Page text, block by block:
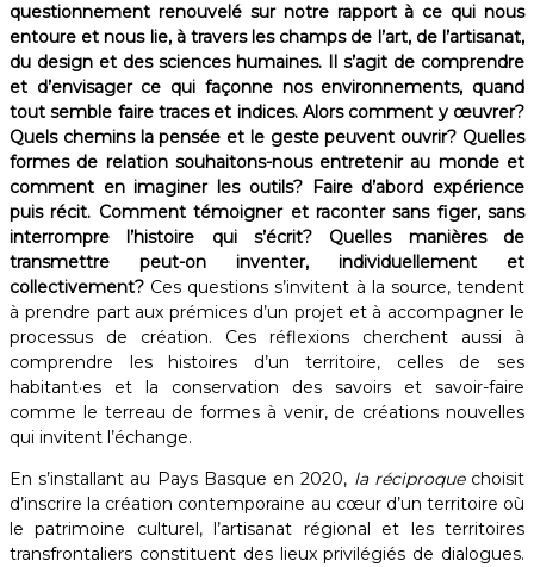
questionnement renouvelé sur notre rapport à ce qui nous
entoure et nous lie, à travers les champs de l’art, de l’artisanat,
du design et des sciences humaines. Il s’agit de comprendre
et d’envisager ce qui façonne nos environnements, quand
tout semble faire traces et indices. Alors comment y œuvrer?
Quels chemins la pensée et le geste peuvent ouvrir? Quelles
formes de relation souhaitons-nous entretenir au monde et
comment en imaginer les outils? Faire d’abord expérience
puis récit. Comment témoigner et raconter sans figer, sans
interrompre l’histoire qui s’écrit? Quelles manières de
transmettre peut-on inventer, individuellement et
collectivement? Ces questions s’invitent à la source, tendent
à prendre part aux prémices d’un projet et à accompagner le
processus de création. Ces réflexions cherchent aussi à
comprendre les histoires d’un territoire, celles de ses
habitant·es et la conservation des savoirs et savoir-faire
comme le terreau de formes à venir, de créations nouvelles
qui invitent l’échange.
En s’installant au Pays Basque en 2020, la réciproque choisit
d’inscrire la création contemporaine au cœur d’un territoire où
le patrimoine culturel, l’artisanat régional et les territoires
transfrontaliers constituent des lieux privilégiés de dialogues.